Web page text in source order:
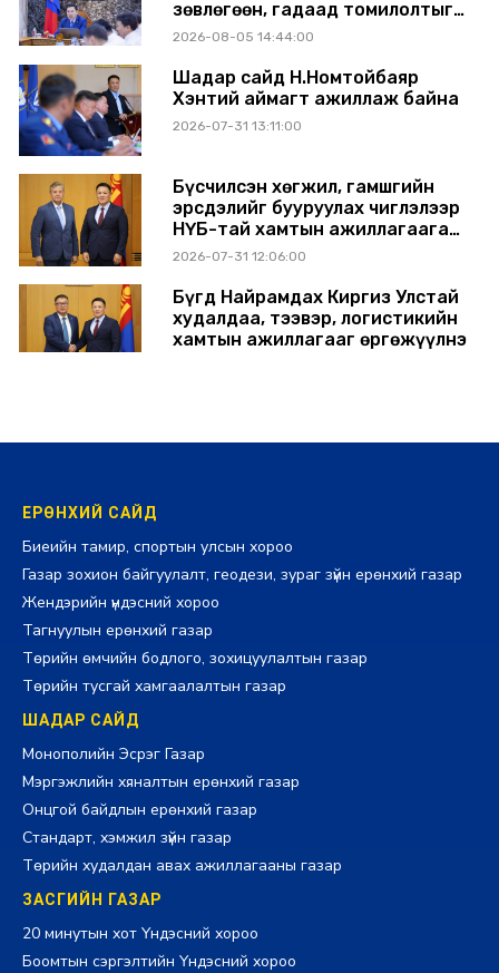
зөвлөгөөн, гадаад томилолтыг
хориглолоо
2026-08-05 14:44:00
Шадар сайд Н.Номтойбаяр
Хэнтий аймагт ажиллаж байна
2026-07-31 13:11:00
Бүсчилсэн хөгжил, гамшгийн
эрсдэлийг бууруулах чиглэлээр
НҮБ-тай хамтын ажиллагаагаа
өргөжүүлэхээр санал солилцлоо
2026-07-31 12:06:00
Бүгд Найрамдах Киргиз Улстай
худалдаа, тээвэр, логистикийн
хамтын ажиллагааг өргөжүүлнэ
ЕРӨНХИЙ САЙД
Биеийн тамир, спортын улсын хороо
Газар зохион байгуулалт, геодези, зураг зүйн ерөнхий газар
Жендэрийн үндэсний хороо
Тагнуулын ерөнхий газар
Төрийн өмчийн бодлого, зохицуулалтын газар
Төрийн тусгай хамгаалалтын газар
ШАДАР САЙД
Монополийн Эсрэг Газар
Мэргэжлийн хяналтын ерөнхий газар
Онцгой байдлын ерөнхий газар
Стандарт, хэмжил зүйн газар
Төрийн худалдан авах ажиллагааны газар
ЗАСГИЙН ГАЗАР
20 минутын хот Үндэсний хороо
Боомтын сэргэлтийн Үндэсний хороо